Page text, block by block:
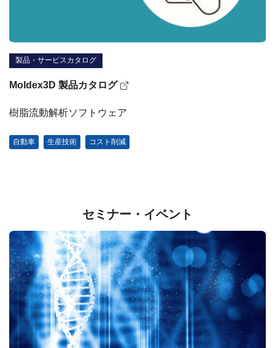
製品・サービスカタログ
Moldex3D 製品カタログ
樹脂流動解析ソフトウェア
自動車 生産技術 コスト削減
セミナー・イベント